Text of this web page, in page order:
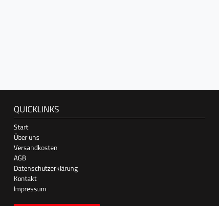
QUICKLINKS
Start
Über uns
Versandkosten
AGB
Datenschutzerklärung
Kontakt
Impressum